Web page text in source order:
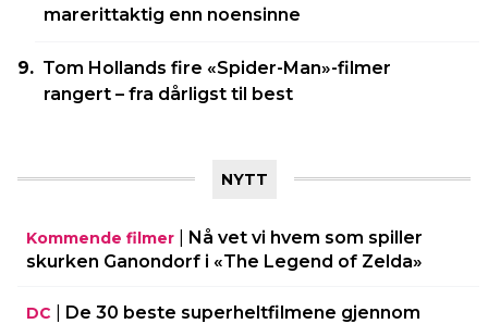
marerittaktig enn noensinne
Tom Hollands fire «Spider-Man»-filmer
rangert – fra dårligst til best
NYTT
Kommende filmer
Nå vet vi hvem som spiller
skurken Ganondorf i «The Legend of Zelda»
DC
De 30 beste superheltfilmene gjennom